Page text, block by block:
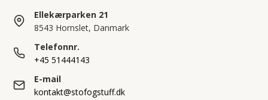
Ellekærparken 21
8543 Hornslet, Danmark
Telefonnr.
+45 51444143
E-mail
kontakt@stofogstuff.dk